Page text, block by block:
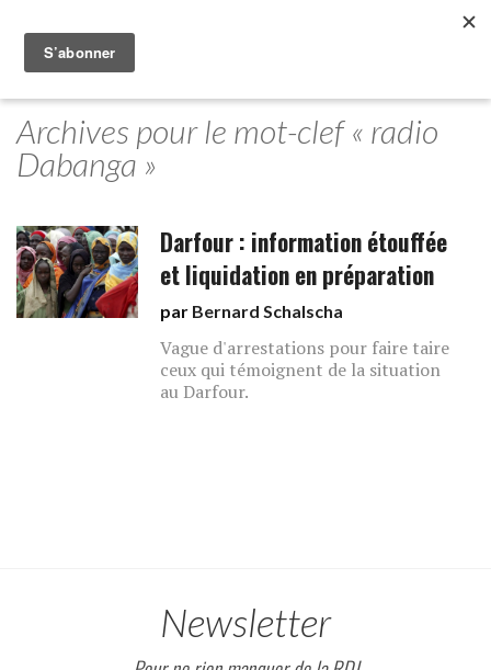
Archives pour le mot-clef « radio
Dabanga »
Darfour : information étouffée
et liquidation en préparation
par Bernard Schalscha
Vague d'arrestations pour faire taire
ceux qui témoignent de la situation
au Darfour.
Newsletter